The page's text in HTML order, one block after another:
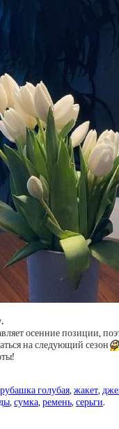
осенние позиции,
на следующий сезон😉
рубашка голубая,жакет,
,сумка,ремень,серьги.